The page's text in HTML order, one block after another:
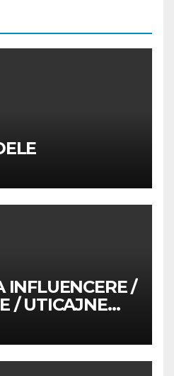
INFLUENCERE /
/ UTICAJNE